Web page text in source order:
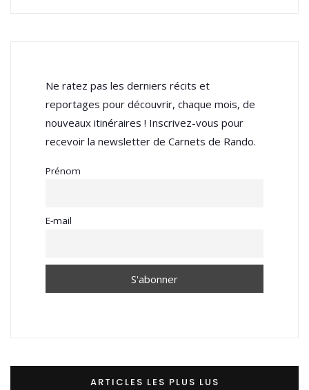
Ne ratez pas les derniers récits et
reportages pour découvrir, chaque mois, de
nouveaux itinéraires ! Inscrivez-vous pour
recevoir la newsletter de Carnets de Rando.
Prénom
E-mail
ARTICLES LES PLUS LUS